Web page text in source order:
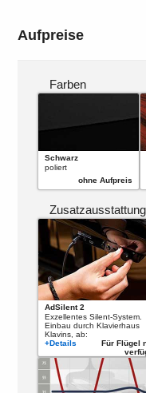
Aufpreise
Farben
Schwarz
poliert
ohne Aufpreis
AdSilent 2
Exzellentes Silent-System.
Einbau durch Klavierhaus
Klavins, ab:
+Details
Für Flügel